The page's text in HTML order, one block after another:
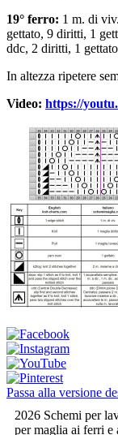
19° ferro: 1 m. di
gettato, 9 diritti, 1
ddc, 2 diritti, 1
In altezza ripetere
Video: https://
Passa alla versione
2026 Schemi per
per maglia ai ferri e